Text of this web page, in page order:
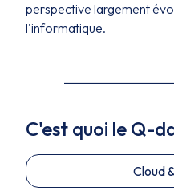
perspective largement
l'informatique.
C'est quoi le Q-
Cloud